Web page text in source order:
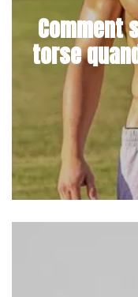
Comment
torse